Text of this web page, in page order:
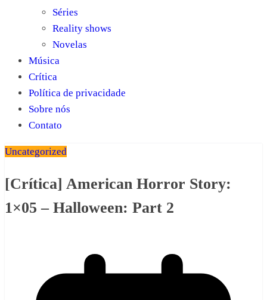
Séries
Reality shows
Novelas
Música
Crítica
Política de privacidade
Sobre nós
Contato
Uncategorized
[Crítica] American Horror Story:
1×05 – Halloween: Part 2